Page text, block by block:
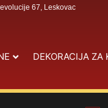
67, Leskovac
DEKORACIJA ZA